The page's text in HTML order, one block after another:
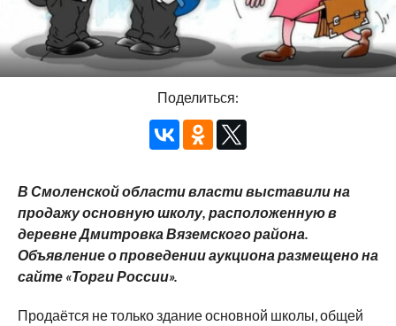
Поделиться:
В Смоленской области власти выставили на
продажу основную школу, расположенную в
деревне Дмитровка Вяземского района.
Объявление о проведении аукциона размещено на
сайте «Торги России».
Продаётся не только здание основной школы, общей